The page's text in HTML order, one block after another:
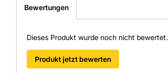
Bewertungen
Dieses Produkt wurde noch nicht bewertet.
Produkt jetzt bewerten